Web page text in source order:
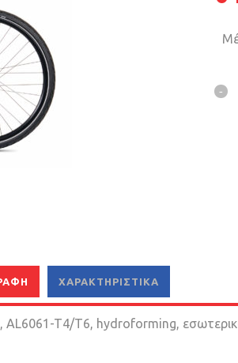
ΧΑΡΑΚΤΗΡΙΣΤΙΚΆ
AL6061-T4/T6, hydroforming,